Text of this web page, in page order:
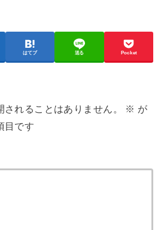
はてブ 送る Pocket
れることはありません。 ※ が
目です